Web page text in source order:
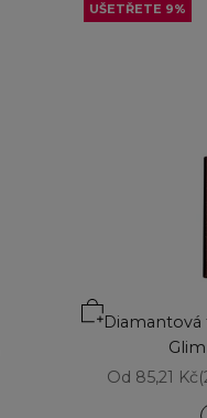
UŠETŘETE 9%
Přidat do košíku
Diamantová
Prodejní
Od 85,21 Kč